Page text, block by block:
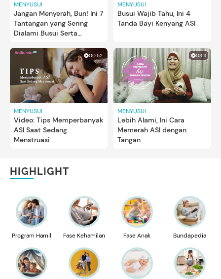
MENYUSUI
Jangan Menyerah, Bun! Ini 7
Tantangan yang Sering
Dialami Busui Serta
MENYUSUI
Busui Wajib Tahu, Ini 4
Tanda Bayi Kenyang ASI
00:52
MENYUSUI
Video: Tips Memperbanyak
ASI Saat Sedang
Menstruasi
03:11
MENYUSUI
Lebih Alami, Ini Cara
Memerah ASI dengan
Tangan
HIGHLIGHT
Program Hamil Fase Kehamilan Fase Anak Bundapedia